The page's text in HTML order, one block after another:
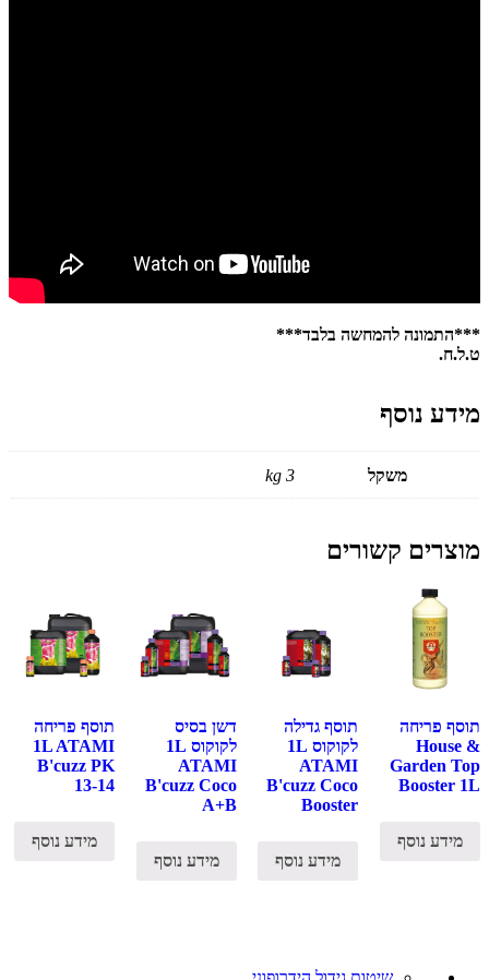
***התמונה להמחשה בלבד***
ט.ל.ח.
מידע נוסף
משקל 3 kg
מוצרים קשורים
תוסף פריחה
House &
Garden Top
Booster 1L
מידע נוסף
תוסף גדילה
לקוקוס 1L
ATAMI
B'cuzz Coco
Booster
מידע נוסף
דשן בסיס
לקוקוס 1L
ATAMI
B'cuzz Coco
A+B
מידע נוסף
תוסף פריחה
1L ATAMI
B'cuzz PK
13-14
מידע נוסף